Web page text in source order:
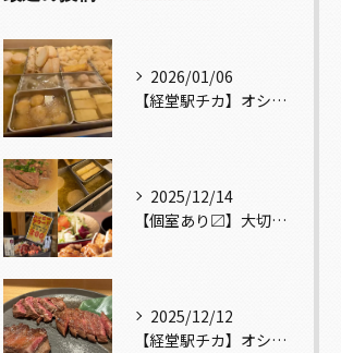
2026/01/06
【経堂駅チカ】オシャレ居酒屋🏮出汁が美味しいおでんがオススメ...
2025/12/14
【個室あり〼】大切な記念日、お祝い事でのご来店ぜひお待ちして...
2025/12/12
【経堂駅チカ】オシャレ居酒屋🏮自慢のお肉が楽しめる🐃お得なコ...